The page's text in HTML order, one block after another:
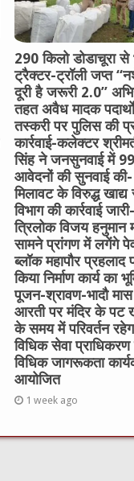
290 किलो डोडाचूरा से
ट्रैक्टर-ट्रॉली जप्त
दूरी है जरूरी 2.0”
तहत अवैध मादक
तस्करी पर पुलिस की
कार्रवाई-कलेक्टर
सिंह ने जनसुनवाई में 99
आवेदनों की सुनवाई की-
मिलावट के विरुद्ध खाद्य
विभाग की कार्रवाई
त्रिलोक विजय हनुमान
सामने प्रांगण में लगेंगे
ब्लॉक महापौर
किया निर्माण कार्य का
पूजन-श्रावण-भादौ
आरती पर मंदिर के पट
के समय में परिवर्तन
विधिक सेवा प्राधिकरण
विधिक जागरूकता
आयोजित
1 week ago